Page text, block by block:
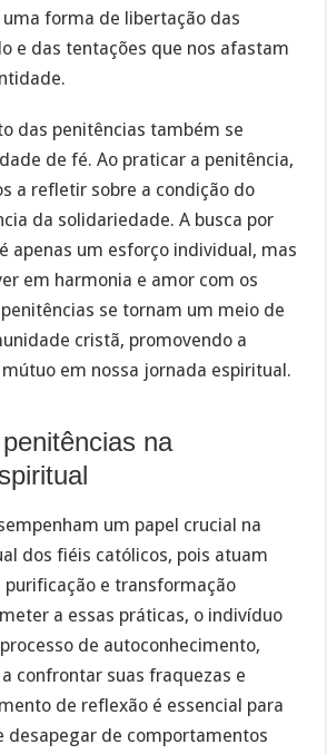
forma de libertação das
e das tentações que nos afastam
das penitências também se
de fé. Ao praticar a penitência,
a refletir sobre a condição do
da solidariedade. A busca por
apenas um esforço individual, mas
em harmonia e amor com os
se tornam um meio de
cristã, promovendo a
em nossa jornada espiritual.
na
um papel crucial na
dos fiéis católicos, pois atuam
e transformação
a essas práticas, o indivíduo
de autoconhecimento,
confrontar suas fraquezas e
de reflexão é essencial para
desapegar de comportamentos